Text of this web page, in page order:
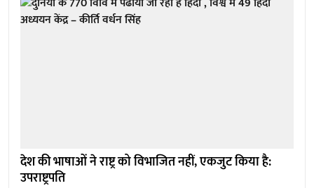
देश की भाषाओं ने राष्ट्र को विभाजित नहीं, एकजुट किया है:
उपराष्ट्रपति